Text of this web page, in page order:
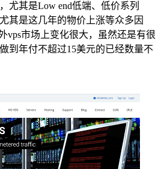
尤其是Low end低端、低价系列
其是这几年的物价上涨等众多因
vps市场上变化很大，虽然还是有很
到年付不超过15美元的已经数量不